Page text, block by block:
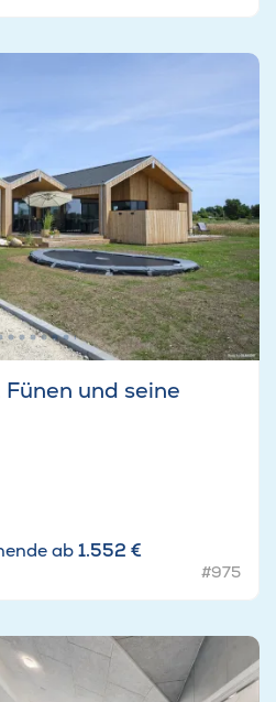
und seine
ab1.552 €
#975